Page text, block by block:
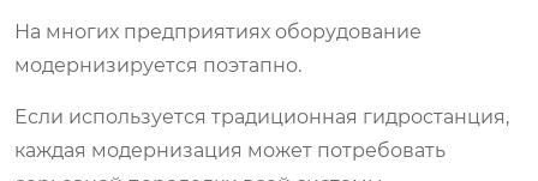
На многих предприятиях оборудование
модернизируется поэтапно.
Если используется традиционная гидростанция,
каждая модернизация может потребовать